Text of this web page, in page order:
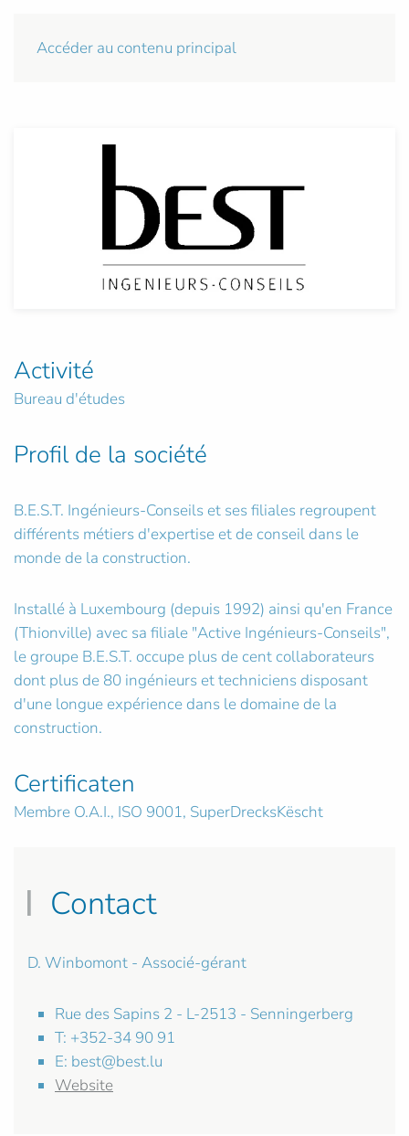
Accéder au contenu principal
Activité
Bureau d'études
Profil de la société
B.E.S.T. Ingénieurs-Conseils et ses filiales regroupent
différents métiers d'expertise et de conseil dans le
monde de la construction.
Installé à Luxembourg (depuis 1992) ainsi qu'en France
(Thionville) avec sa filiale "Active Ingénieurs-Conseils",
le groupe B.E.S.T. occupe plus de cent collaborateurs
dont plus de 80 ingénieurs et techniciens disposant
d'une longue expérience dans le domaine de la
construction.
Certificaten
Membre O.A.I., ISO 9001, SuperDrecksKëscht
Contact
D. Winbomont - Associé-gérant
Rue des Sapins 2 - L-2513 - Senningerberg
T: +352-34 90 91
E: best@best.lu
Website